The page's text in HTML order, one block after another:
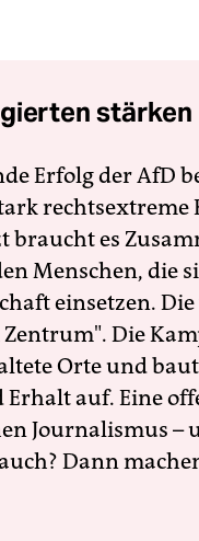
stärken
Erfolg der AfD
braucht es
Menschen, die
einsetzen.
Die
Orte und
Erhalt auf. Eine
Journalismus –
Dann